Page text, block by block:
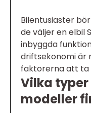
Bilentusiaster
de väljer en elbil
inbyggda
driftsekonomi är
faktorerna att ta
Vilka typer
modeller